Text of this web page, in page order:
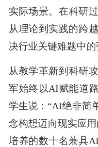
实际场景。在科研
从理论到实践的跨
决行业关键难题中的
从教学革新到科研
军始终以AI赋能道
学生说：“AI绝非简
念构想迈向现实应
培养的数十名兼具